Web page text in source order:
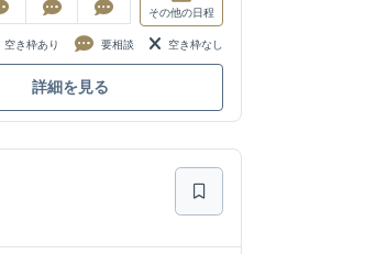
その他の日程
空き枠あり 要相談 空き枠なし
詳細を見る